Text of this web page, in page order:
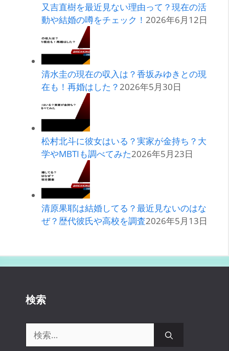
又吉直樹を最近見ない理由って？現在の活
動や結婚の噂をチェック！ 2026年6月12日
清水圭の現在の収入は？香坂みゆきとの現
在も！再婚はした？2026年5月30日
松村北斗に彼女はいる？実家が金持ち？大
学やMBTIも調べてみた2026年5月23日
清原果耶は結婚してる？最近見ないのはな
ぜ？歴代彼氏や高校を調査2026年5月13日
検索
索: